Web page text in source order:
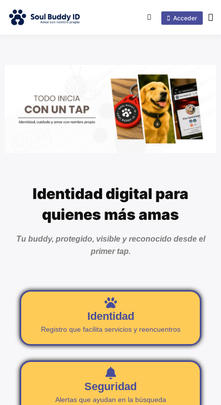
Acceder
Identidad digital para
quienes más amas
Tu buddy, protegido, visible y reconocido desde el
primer tap.
Identidad
Registro que facilita servicios y reencuentros
Seguridad
Alertas que ayudan en la búsqueda